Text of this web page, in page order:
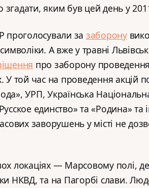
яким був цей день у
проголосували за заборону
символіки. А вже у травні
про заборону
У той час на проведення акцій
УРП, Українська
единство» та «Родина» та
заворушень у місті не
локаціях — Марсовому полі,
НКВД, та на Пагорбі слави.